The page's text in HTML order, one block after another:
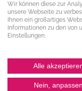
MOVET Multiflex-
LF-natur
1935/2004,
Preiseinheit pro VPE
Wir können diese zur
unsere Webseite zu
Ihnen ein großartiges
Informationen zu den von
Einstellungen.
Alle
Nein, anpassen